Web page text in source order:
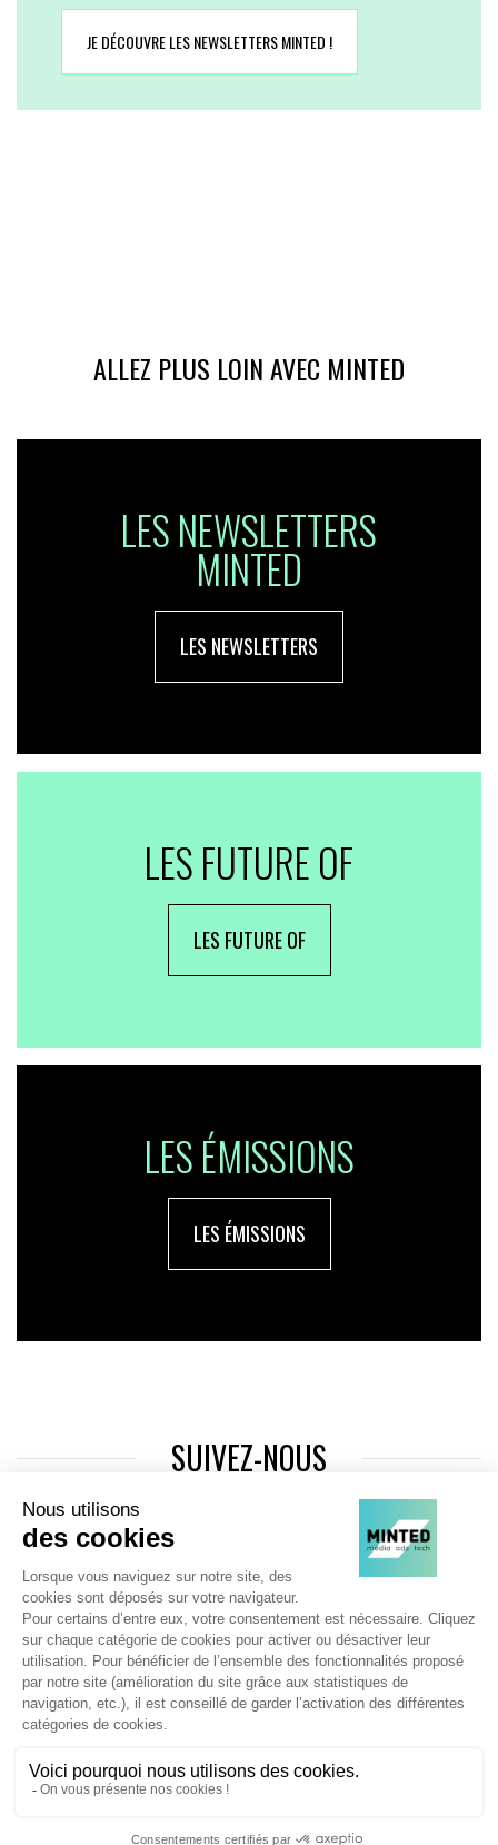
JE DÉCOUVRE LES NEWSLETTERS MINTED !
ALLEZ PLUS LOIN AVEC MINTED
LES NEWSLETTERS
MINTED
LES NEWSLETTERS
LES FUTURE OF
LES FUTURE OF
LES ÉMISSIONS
LES ÉMISSIONS
SUIVEZ-NOUS
Agence web:Novius